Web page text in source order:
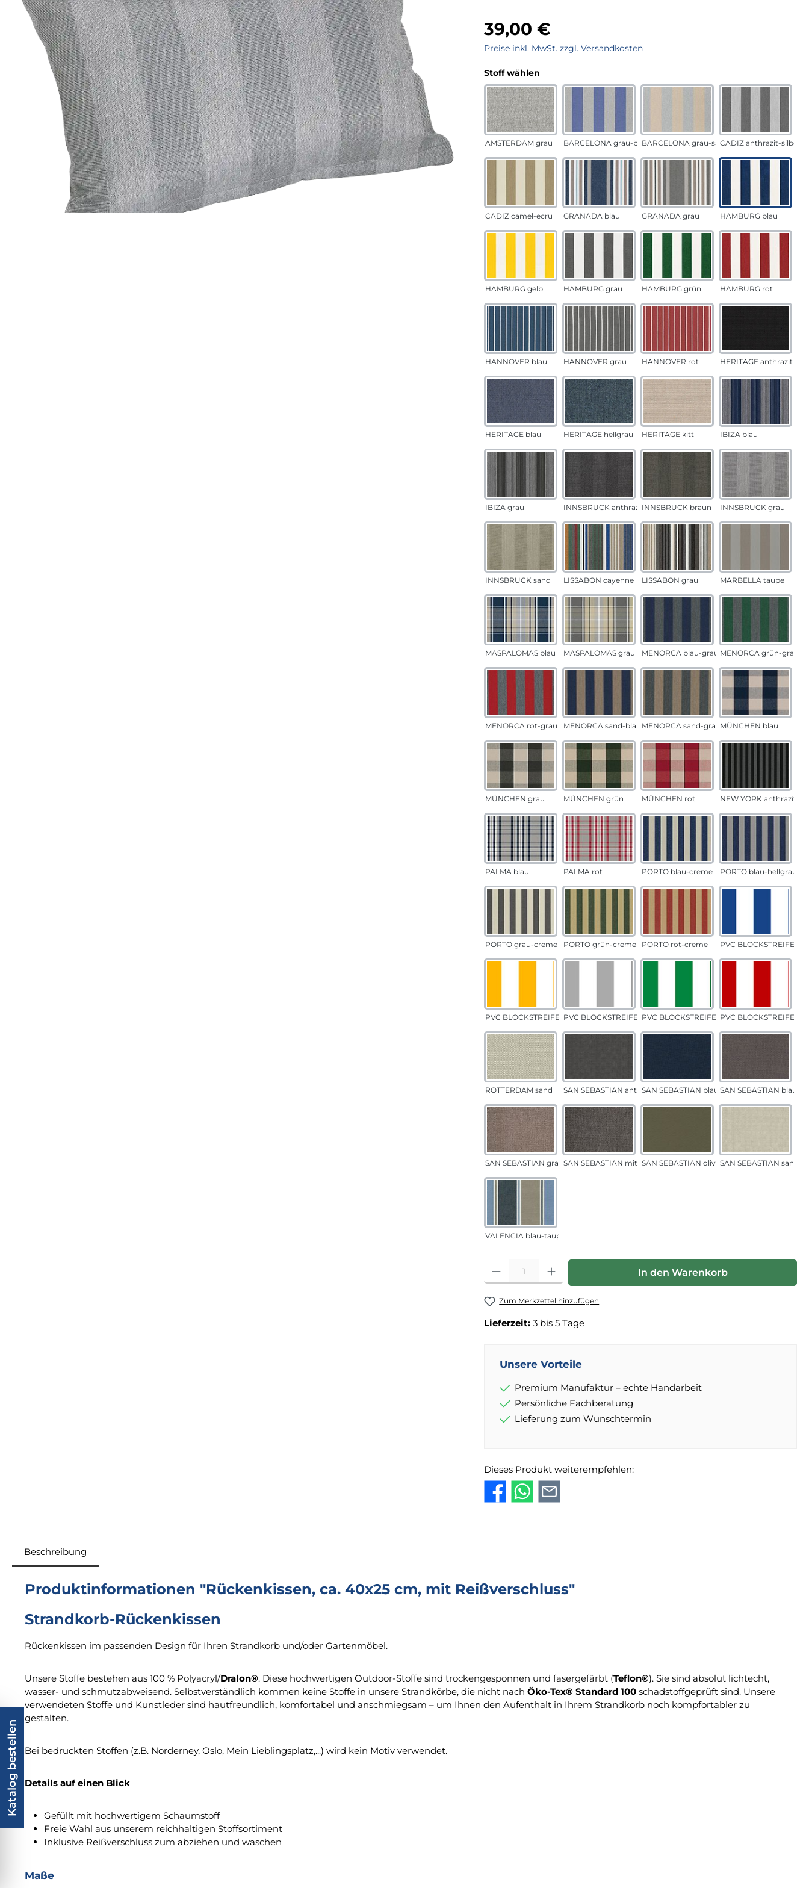
Regulärer Preis:
39,00 €
Preise inkl. MwSt. zzgl. Versandkosten
Stoff wählen
AMSTERDAM grau BARCELONA grau-blauBARCELONA grau-sandCADÍZ anthrazit-silber
CADÍZ camel-ecru GRANADA blau GRANADA grau HAMBURG blau
HAMBURG gelb HAMBURG grau HAMBURG grün HAMBURG rot
HANNOVER blau HANNOVER grau HANNOVER rot HERITAGE anthrazit
HERITAGE blau HERITAGE hellgrau HERITAGE kitt IBIZA blau
IBIZA grau INNSBRUCK anthrazitINNSBRUCK braun INNSBRUCK grau
INNSBRUCK sand LISSABON cayenne LISSABON grau MARBELLA taupe
MASPALOMAS blau MASPALOMAS grau MENORCA blau-grau MENORCA grün-grau
MENORCA rot-grau MENORCA sand-blau MENORCA sand-grau MÜNCHEN blau
MÜNCHEN grau MÜNCHEN grün MÜNCHEN rot NEW YORK anthrazit
PALMA blau PALMA rot PORTO blau-creme PORTO blau-hellgrau
PORTO grau-creme PORTO grün-creme PORTO rot-creme PVC BLOCKSTREIFEN
PVC BLOCKSTREIFEN gelbPVC BLOCKSTREIFEN grauPVC BLOCKSTREIFEN grünPVC BLOCKSTREIFEN
ROTTERDAM sand SAN SEBASTIAN anthrazitSAN SEBASTIAN blau SAN SEBASTIAN blau-
SAN SEBASTIAN grau-sandSAN SEBASTIAN mittelgrauSAN SEBASTIAN oliv SAN SEBASTIAN sand
VALENCIA blau-taupe
Produkt Anzahl: Gib den gewünschten Wert ein oder benutze die
In den Warenkorb
Zum Merkzettel hinzufügen
Lieferzeit: 3 bis 5 Tage
Unsere Vorteile
Premium Manufaktur – echte Handarbeit
Persönliche Fachberatung
Lieferung zum Wunschtermin
Dieses Produkt weiterempfehlen:
Beschreibung
Produktinformationen "Rückenkissen, ca. 40x25 cm, mit Reißverschluss"
Strandkorb-Rückenkissen
Rückenkissen im passenden Design für Ihren Strandkorb und/oder Gartenmöbel.
Unsere Stoffe bestehen aus 100 % Polyacryl/Dralon®. Diese hochwertigen Outdoor-Stoffe sind trockengesponnen und fasergefärbt (Teflon®). Sie sind absolut lichtecht,
wasser- und schmutzabweisend. Selbstverständlich kommen keine Stoffe in unsere Strandkörbe, die nicht nach Öko-Tex® Standard 100 schadstoffgeprüft sind. Unsere
verwendeten Stoffe und Kunstleder sind hautfreundlich, komfortabel und anschmiegsam – um Ihnen den Aufenthalt in Ihrem Strandkorb noch kompfortabler zu
gestalten.
Bei bedruckten Stoffen (z.B. Norderney, Oslo, Mein Lieblingsplatz,...) wird kein Motiv verwendet.
Details auf einen Blick
Gefüllt mit hochwertigem Schaumstoff
Freie Wahl aus unserem reichhaltigen Stoffsortiment
Inklusive Reißverschluss zum abziehen und waschen
Maße
Katalog bestellen